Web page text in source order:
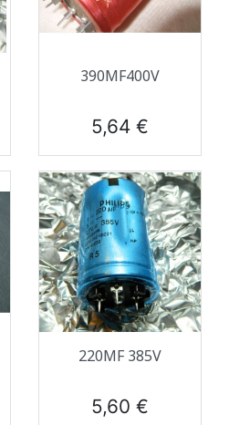
390ΜF400V
Prix
5,64 €
220ΜF 385V
Prix
5,60 €